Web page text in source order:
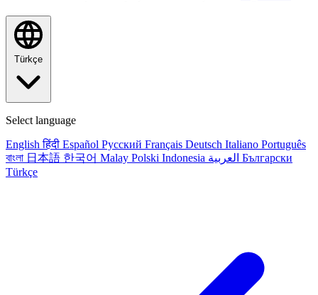
Türkçe
Select language
English हिंदी Español Русский Français Deutsch Italiano Português
বাংলা 日本語 한국어 Malay Polski Indonesia العربية Български
Türkçe